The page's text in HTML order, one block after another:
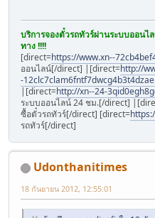
บริการจองตั๋วรถทัวร์ผ่านระบบออนไ
ทาง !!!!
[direct=https://www.xn--
ออนไลน์[/direct] |[direct=http://
-
|[direct=http://xn--24-
ระบบออนไลน์ 24 ชม.[/direct]
ซื้อตั๋วรถทัวร์[/direct] [direct=
รถทัวร์[/direct]
Udonthanitimes
18 กันยายน 2012, 12:55:01